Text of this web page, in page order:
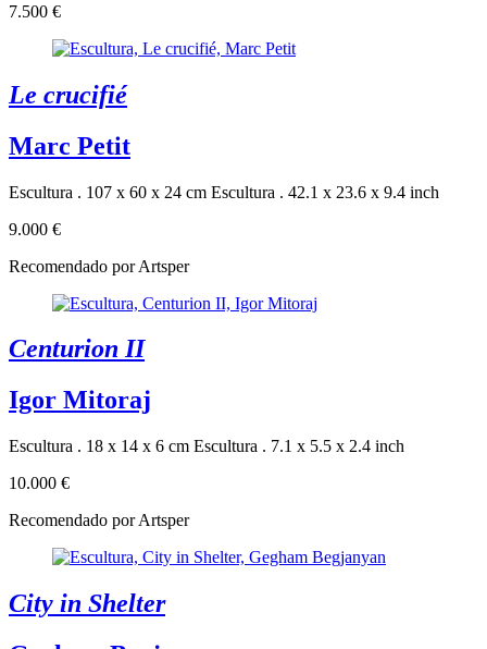
7.500 €
Le crucifié
Marc Petit
Escultura . 107 x 60 x 24 cm Escultura . 42.1 x 23.6 x 9.4 inch
9.000 €
Recomendado por Artsper
Centurion II
Igor Mitoraj
Escultura . 18 x 14 x 6 cm Escultura . 7.1 x 5.5 x 2.4 inch
10.000 €
Recomendado por Artsper
City in Shelter